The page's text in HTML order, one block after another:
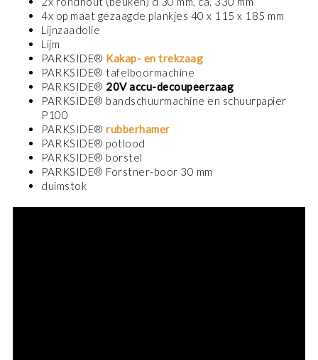
4x op maat gezaagde plankjes 40 x 115 x 185 mm
Lijnzaadolie
Lijm
PARKSIDE® Kakap- en trekzaag
PARKSIDE® tafelboormachine
PARKSIDE® 20V accu-decoupeerzaag
PARKSIDE® bandschuurmachine en schuurpapier
P100
PARKSIDE® rubberhamer
PARKSIDE® potlood
PARKSIDE® borstel
PARKSIDE® Forstner-boor 30 mm
duimstok